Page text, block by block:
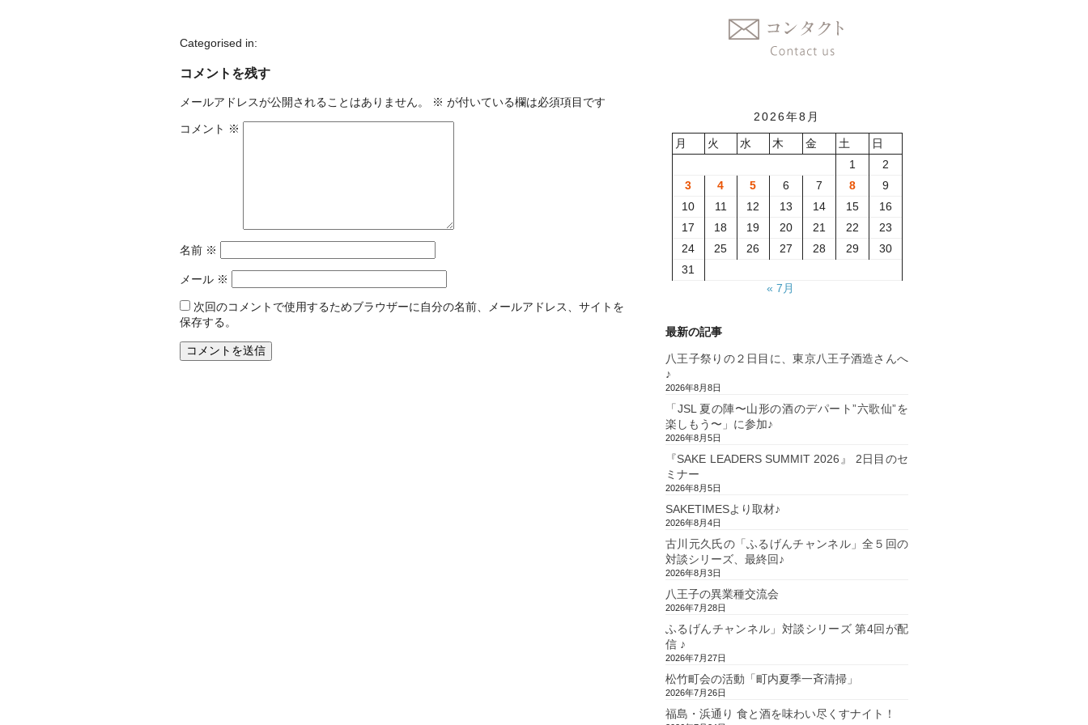
Categorised in:
コメントを残す
メールアドレスが公開されることはありません。 ※ が付いている欄は必須項目です
コメント ※
名前 ※
メール ※
次回のコメントで使用するためブラウザーに自分の名前、メールアドレス、サイトを
保存する。
2026年8月
月 火 水 木 金 土
日
1
2
3
4 5 6 7 8
9
10
11 12 13 14 15
16
17
18 19 20 21 22
23
24
25 26 27 28 29
30
31
« 7月
最新の記事
八王子祭りの２日目に、東京八王子酒造さんへ
♪
2026年8月8日
「JSL 夏の陣〜山形の酒のデパート”六歌仙”を
楽しもう〜」に参加♪
2026年8月5日
『SAKE LEADERS SUMMIT 2026』 2日目のセ
ミナー
2026年8月5日
SAKETIMESより取材♪
2026年8月4日
古川元久氏の「ふるげんチャンネル」全５回の
対談シリーズ、最終回♪
2026年8月3日
八王子の異業種交流会
2026年7月28日
ふるげんチャンネル」対談シリーズ 第4回が配
信 ♪
2026年7月27日
松竹町会の活動「町内夏季一斉清掃」
2026年7月26日
福島・浜通り 食と酒を味わい尽くすナイト！